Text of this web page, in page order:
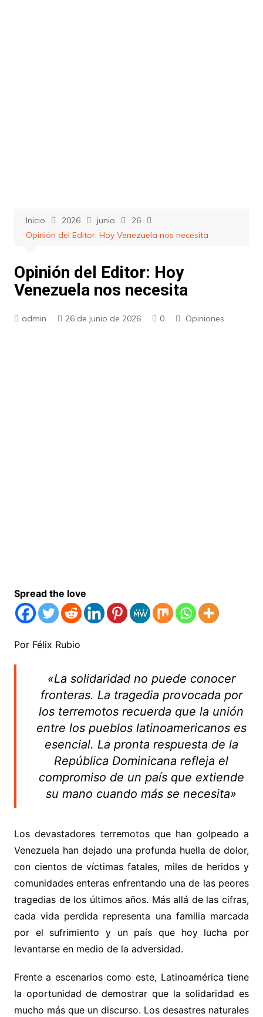
Inicio 2026 junio
26
Opinión del Editor: Hoy Venezuela nos necesita
Opinión del Editor: Hoy
Venezuela nos necesita
admin 26 de junio de 2026 0 Opiniones
Spread the love
Por Félix Rubio
«La solidaridad no puede conocer
fronteras. La tragedia provocada por
los terremotos recuerda que la unión
entre los pueblos latinoamericanos es
esencial. La pronta respuesta de la
República Dominicana refleja el
compromiso de un país que extiende
su mano cuando más se necesita»
Los devastadores terremotos que han golpeado a
Venezuela han dejado una profunda huella de dolor,
con cientos de víctimas fatales, miles de heridos y
comunidades enteras enfrentando una de las peores
tragedias de los últimos años. Más allá de las cifras,
cada vida perdida representa una familia marcada
por el sufrimiento y un país que hoy lucha por
levantarse en medio de la adversidad.
Frente a escenarios como este, Latinoamérica tiene
la oportunidad de demostrar que la solidaridad es
mucho más que un discurso. Los desastres naturales